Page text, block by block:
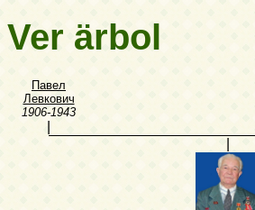
Ver ärbol
Павел
Левкович
1906-1943